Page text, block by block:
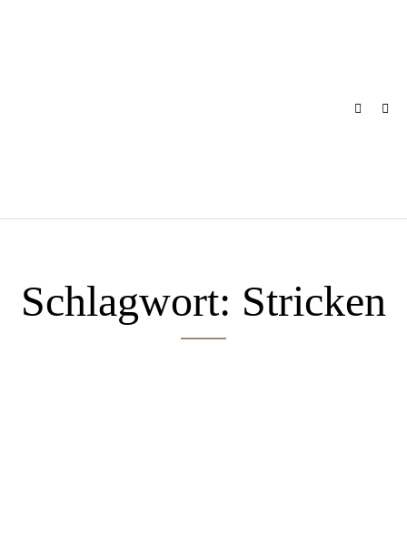
Schlagwort: Stricken